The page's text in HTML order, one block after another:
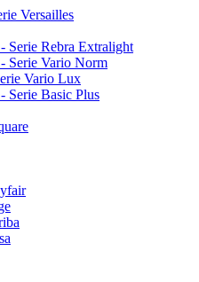
Versailles
Serie Rebra Extralight
Serie Vario Norm
Vario Lux
Serie Basic Plus